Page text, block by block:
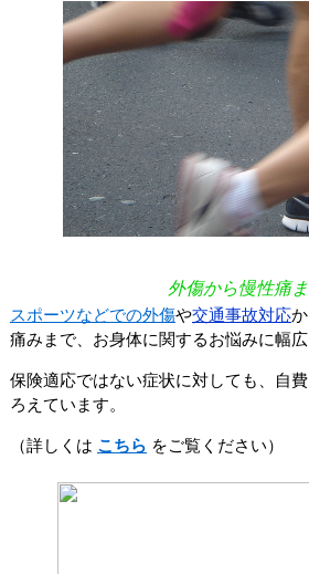
外傷から慢性痛
スポーツなどでの外傷や交通事故対応
痛みまで、お身体に関するお悩みに幅広
保険適応ではない症状に対しても、自
ろえています。
（詳しくは こちら をご覧ください）